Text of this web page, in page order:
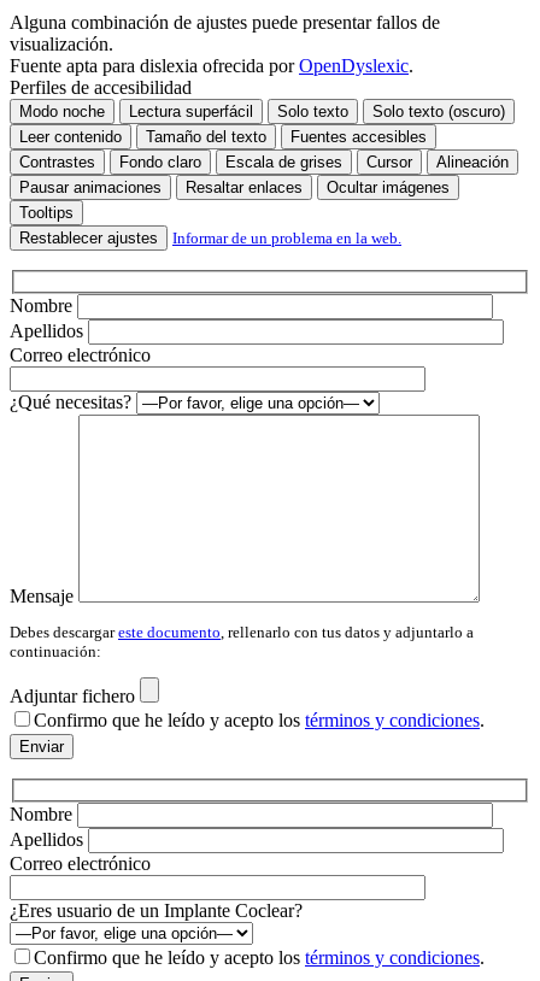
Alguna combinación de ajustes puede presentar fallos de
visualización.
Fuente apta para dislexia ofrecida porOpenDyslexic.
Perfiles de accesibilidad
Modo noche Lectura superfácil Solo texto
Solo texto (oscuro)
Leer contenido
Tamaño del texto
Fuentes accesibles
Contrastes
Fondo claro Escala de grises Cursor
Alineación
Pausar animaciones
Resaltar enlaces
Ocultar imágenes
Tooltips
Restablecer ajustes
Informar de un problema en la web.
Nombre
Apellidos
Correo electrónico
¿Qué necesitas?
Mensaje
Debes descargareste documento , rellenarlo con tus datos y adjuntarlo a
continuación:
Adjuntar fichero
Confirmo que he leído y acepto los términos y condiciones.
Por
favor,
deja
este
campo
vacío.
Nombre
Apellidos
Correo electrónico
¿Eres usuario de un Implante Coclear?
Confirmo que he leído y acepto los términos y condiciones.